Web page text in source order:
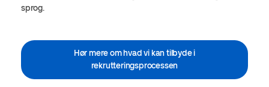
sprog.
Hør mere om hvad vi kan tilbyde i
rekrutteringsprocessen